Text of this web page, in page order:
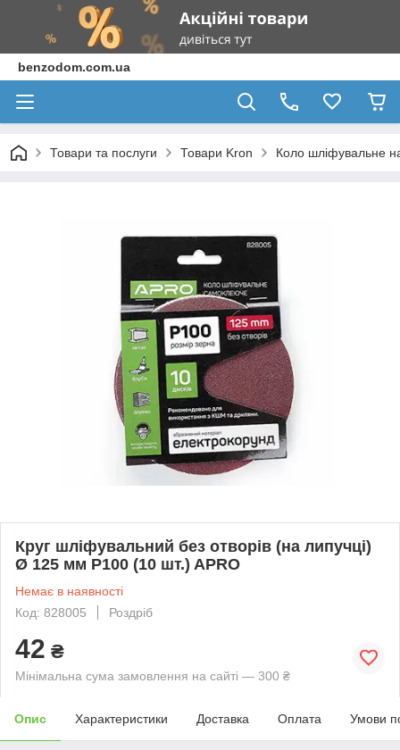
benzodom.com.ua
Товари та послуги Товари Kron Коло шліфувальне
Круг шліфувальний без отворів (на липучці)
Ø 125 мм P100 (10 шт.) APRO
Немає в наявності
Код: 828005
Роздріб
42 ₴
Мінімальна сума замовлення на сайті — 300 ₴
Опис Характеристики Доставка Оплата Умови